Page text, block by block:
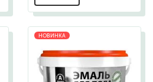
НОВИНКА